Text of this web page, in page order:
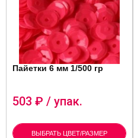
Пайетки 6 мм 1/500 гр
503 ₽ / упак.
ВЫБРАТЬ ЦВЕТ/РАЗМЕР